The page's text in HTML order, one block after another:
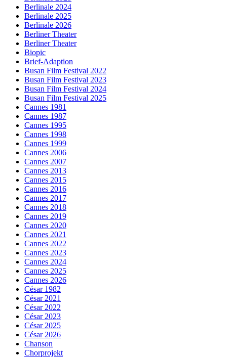
Berlinale 2024
Berlinale 2025
Berlinale 2026
Berliner Theater
Berliner Theater
Biopic
Brief-Adaption
Busan Film Festival 2022
Busan Film Festival 2023
Busan Film Festival 2024
Busan Film Festival 2025
Cannes 1981
Cannes 1987
Cannes 1995
Cannes 1998
Cannes 1999
Cannes 2006
Cannes 2007
Cannes 2013
Cannes 2015
Cannes 2016
Cannes 2017
Cannes 2018
Cannes 2019
Cannes 2020
Cannes 2021
Cannes 2022
Cannes 2023
Cannes 2024
Cannes 2025
Cannes 2026
César 1982
César 2021
César 2022
César 2023
César 2025
César 2026
Chanson
Chorprojekt